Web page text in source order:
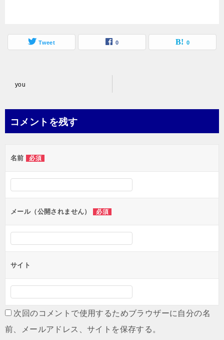
Tweet 0 0
ビ
ー
シ
ン
you
コメントを残す
名前 必須
メール（公開されません） 必須
サイト
次回のコメントで使用するためブラウザーに自分の名
前、メールアドレス、サイトを保存する。